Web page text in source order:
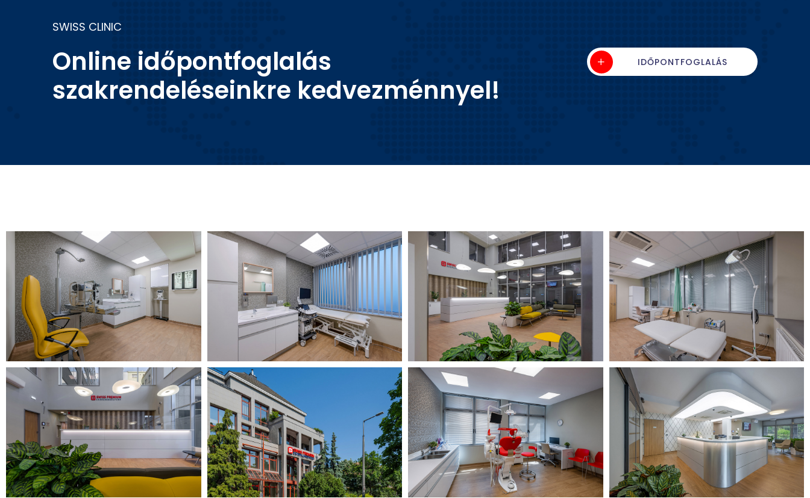
SWISS CLINIC
Online időpontfoglalás
szakrendeléseinkre kedvezménnyel!
IDŐPONTFOGLALÁS